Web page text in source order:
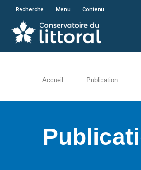
En poursuivant
Recherche Menu Contenu
Accueil Publication